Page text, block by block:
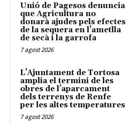
Unió de Pagesos denuncia
que Agricultura no
donarà ajudes pels efectes
de la sequera en l’ametlla
de secà i la garrofa
7 agost 2026
L’Ajuntament de Tortosa
amplia el termini de les
obres de l’aparcament
dels terrenys de Renfe
per les altes temperatures
7 agost 2026